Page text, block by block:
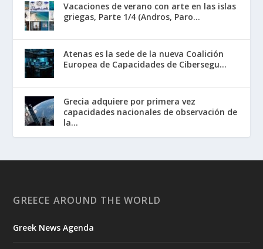
Vacaciones de verano con arte en las islas
griegas, Parte 1/4 (Andros, Paro...
Atenas es la sede de la nueva Coalición
Europea de Capacidades de Cibersegu...
Grecia adquiere por primera vez
capacidades nacionales de observación de
la...
GREECE AROUND THE WORLD
Greek News Agenda